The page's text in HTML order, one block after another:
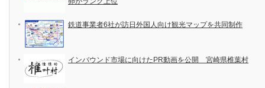
鉄道事業者6社が訪日外国人向け観光マップを共同制作
インバウンド市場に向けたPR動画を公開 宮崎県椎葉村